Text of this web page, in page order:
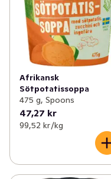
Afrikansk
Sötpotatissoppa
475 g, Spoons
47,27 kr
99,52 kr /kg